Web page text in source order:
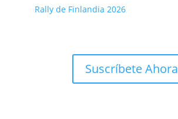
Rally de Finlandia 2026
Suscríbete Ahora